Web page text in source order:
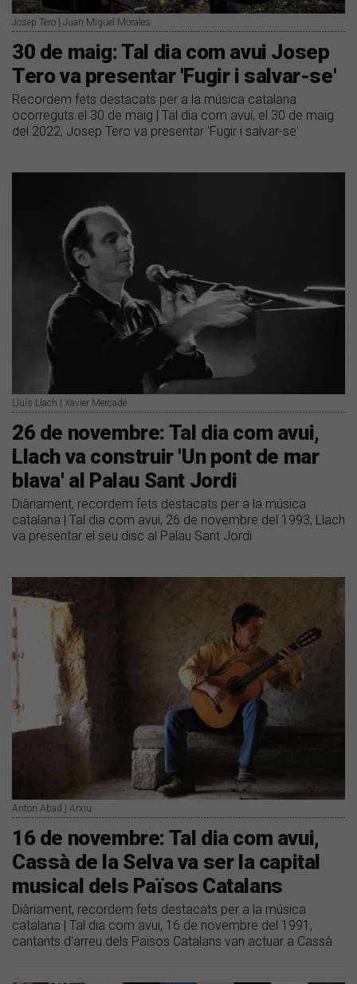
Josep Tero | Juan Miguel Morales
30 de maig: Tal dia com avui Josep
Tero va presentar 'Fugir i salvar-se'
Recordem fets destacats per a la música catalana
ocorreguts el 30 de maig | Tal dia com avui, el 30 de maig
del 2022, Josep Tero va presentar 'Fugir i salvar-se'
Lluís Llach | Xavier Mercadé
26 de novembre: Tal dia com avui,
Llach va construir 'Un pont de mar
blava' al Palau Sant Jordi
Diàriament, recordem fets destacats per a la música
catalana | Tal dia com avui, 26 de novembre del 1993, Llach
va presentar el seu disc al Palau Sant Jordi
Anton Abad | Arxiu
16 de novembre: Tal dia com avui,
Cassà de la Selva va ser la capital
musical dels Països Catalans
Diàriament, recordem fets destacats per a la música
catalana | Tal dia com avui, 16 de novembre del 1991,
cantants d'arreu dels Països Catalans van actuar a Cassà